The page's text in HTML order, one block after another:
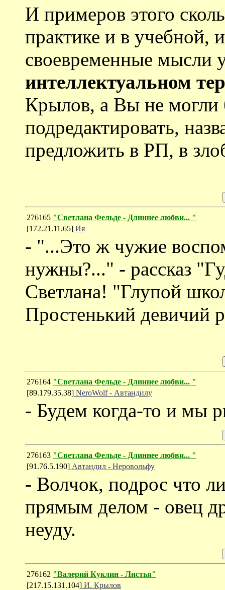
И примеров этого
практике и в учебной,
своевременные мысли
интеллектуальном
Крылов, а Вы не могли
подредактировать,
предложить в РП, в
276165 "Светлана Фельде - Длиннее любви... "
[172.21.11.65] Ия
- "...Это ж чужие
нужны?..." - рассказ
Светлана! "Глупой
Простенький девичий
276164 "Светлана Фельде - Длиннее любви... "
[89.179.35.38] NeroWolf - Автандилу
- Будем когда-то и мы
276163 "Светлана Фельде - Длиннее любви... "
[91.76.5.190] Автандил - Неровольфу
- Волчок, подрос что
прямым делом - овец
неуду.
276162 "Валерий Куклин - Листья"
[217.15.131.104] И. Крылов